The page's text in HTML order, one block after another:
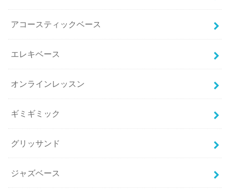
アコースティックベース
エレキベース
オンラインレッスン
ギミギミック
グリッサンド
ジャズベース